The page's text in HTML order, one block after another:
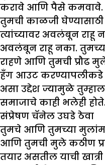
करावे आणि पैसे कमवावे.
तुमची काळजी
त्यांच्यावर अवलंबून राहू
अवलंबून राहू नका.
राहणे आणि तुमची प्रौढ
हँग आउट करण्यापलीकडे
असा उद्देश ज्यामुळे
समाजाचे काही भलेही होते.
संप्रेषण चॅनेल उघडे ठेवा
तुमचे आणि तुमच्या
आणि तुमची मुले कठीण
तयार असतील याची